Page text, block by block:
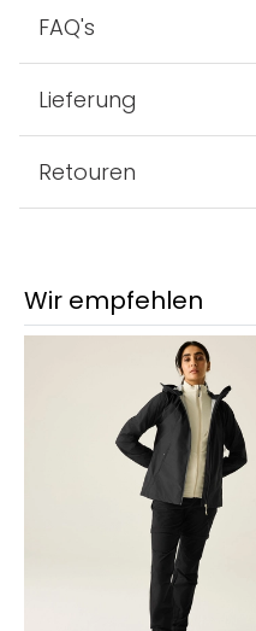
FAQ's
Lieferung
Retouren
Wir empfehlen